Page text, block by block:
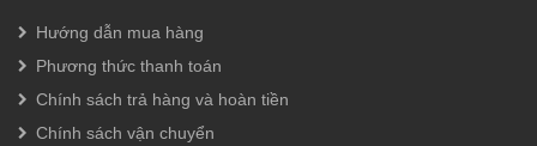
Hướng dẫn mua hàng
Phương thức thanh toán
Chính sách trả hàng và hoàn tiền
Chính sách vận chuyển